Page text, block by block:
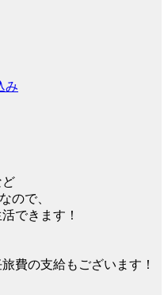
み
ど
ので、
できます！
費の支給もございます！